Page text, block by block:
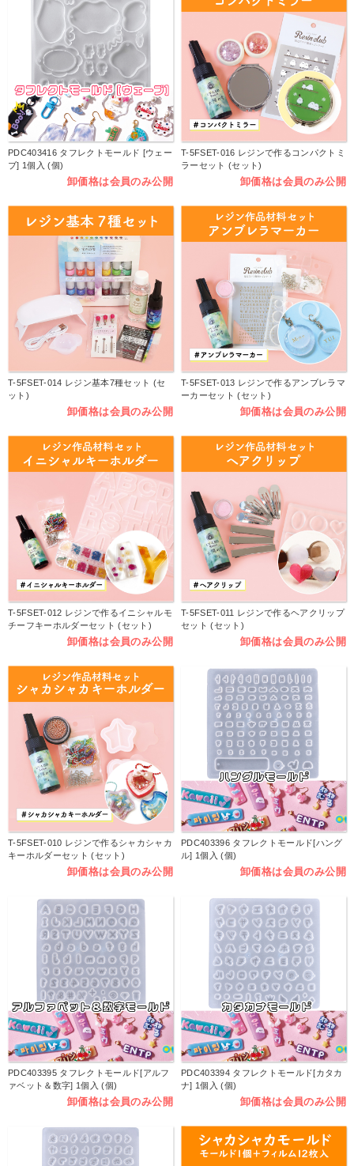
PDC403416 タフレクトモールド [ウェー
ブ] 1個入 (個)
卸価格は会員のみ公開
T-5FSET-016 レジンで作るコンパクトミ
ラーセット (セット)
卸価格は会員のみ公開
T-5FSET-014 レジン基本7種セット (セ
ット)
卸価格は会員のみ公開
T-5FSET-013 レジンで作るアンブレラマ
ーカーセット (セット)
卸価格は会員のみ公開
T-5FSET-012 レジンで作るイニシャルモ
チーフキーホルダーセット (セット)
卸価格は会員のみ公開
T-5FSET-011 レジンで作るヘアクリップ
セット (セット)
卸価格は会員のみ公開
T-5FSET-010 レジンで作るシャカシャカ
キーホルダーセット (セット)
卸価格は会員のみ公開
PDC403396 タフレクトモールド[ハング
ル] 1個入 (個)
卸価格は会員のみ公開
PDC403395 タフレクトモールド[アルフ
ァベット＆数字] 1個入 (個)
卸価格は会員のみ公開
PDC403394 タフレクトモールド[カタカ
ナ] 1個入 (個)
卸価格は会員のみ公開